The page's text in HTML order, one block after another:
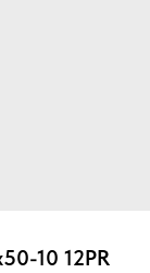
10 12PR